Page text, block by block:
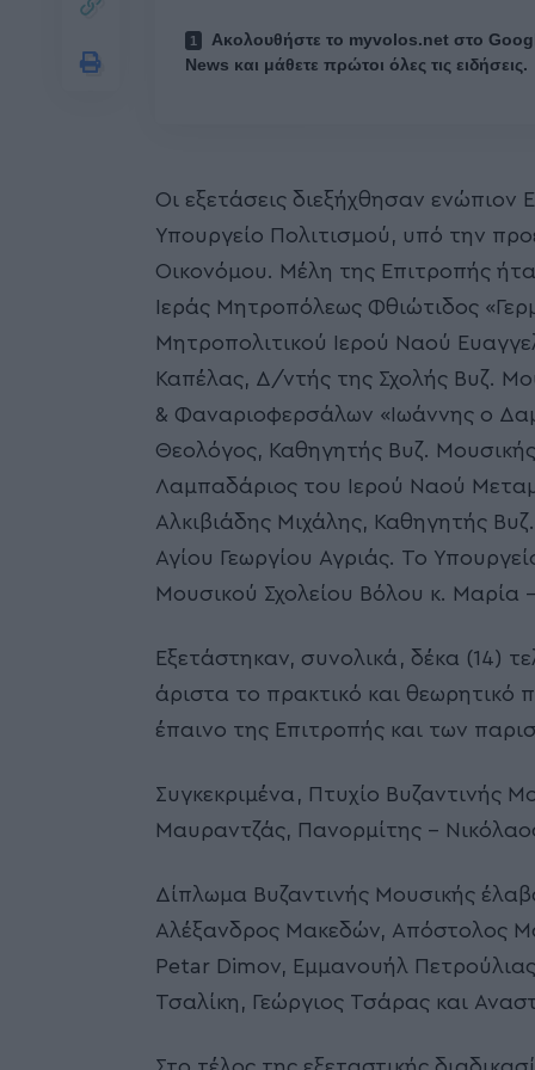
Ακολουθήστε το myvolos.net στο
News και μάθετε πρώτοι όλες τις ειδήσεις.
Οι εξετάσεις διεξήχθησαν
Υπουργείο Πολιτισμού, υπό την
Οικονόμου. Μέλη της Επιτροπής
Ιεράς Μητροπόλεως Φθιώτιδος
Μητροπολιτικού Ιερού Ναού
Καπέλας, Δ/ντής της Σχολής Βυζ.
& Φαναριοφερσάλων «Ιωάννης ο
Θεολόγος, Καθηγητής Βυζ.
Λαμπαδάριος του Ιερού Ναού
Αλκιβιάδης Μιχάλης, Καθηγητής
Αγίου Γεωργίου Αγριάς. Το
Μουσικού Σχολείου Βόλου κ. Μαρία
Εξετάστηκαν, συνολικά, δέκα (14)
άριστα το πρακτικό και
έπαινο της Επιτροπής και των
Συγκεκριμένα, Πτυχίο Βυζαντινής
Μαυραντζάς, Πανορμίτης –
Δίπλωμα Βυζαντινής Μουσικής
Αλέξανδρος Μακεδών, Απόστολος
Petar Dimov, Εμμανουήλ
Τσαλίκη, Γεώργιος Τσάρας και